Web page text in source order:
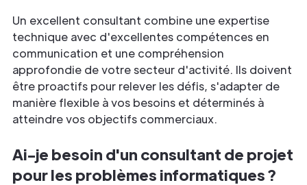
Un excellent consultant combine une expertise
technique avec d'excellentes compétences en
communication et une compréhension
approfondie de votre secteur d'activité. Ils doivent
être proactifs pour relever les défis, s'adapter de
manière flexible à vos besoins et déterminés à
atteindre vos objectifs commerciaux.
Ai-je besoin d'un consultant de projet
pour les problèmes informatiques ?